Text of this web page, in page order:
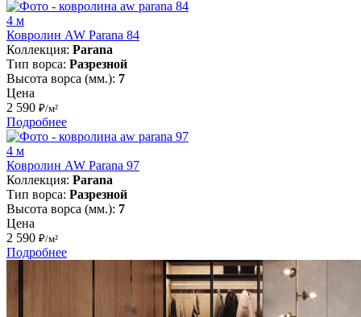
4 м
Ковролин AW Parana 84
Коллекция: Parana
Тип ворса: Разрезной
Высота ворса (мм.): 7
Цена
2 590 ₽/м²
Подробнее
4 м
Ковролин AW Parana 97
Коллекция: Parana
Тип ворса: Разрезной
Высота ворса (мм.): 7
Цена
2 590 ₽/м²
Подробнее